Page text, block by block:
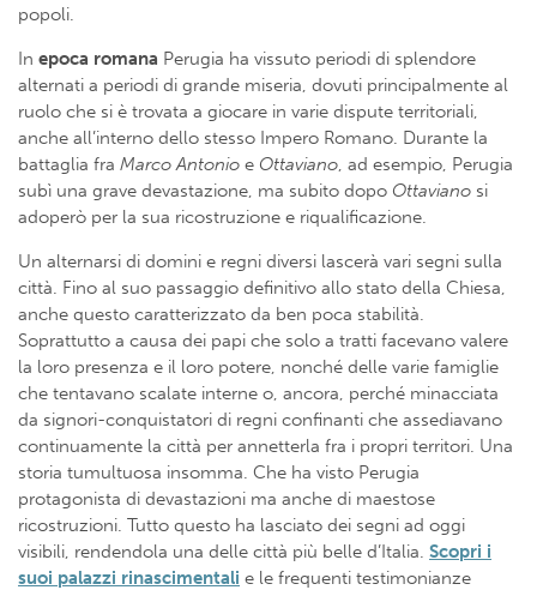
popoli.
In epoca romana Perugia ha vissuto periodi di splendore
alternati a periodi di grande miseria, dovuti principalmente al
ruolo che si è trovata a giocare in varie dispute territoriali,
anche all’interno dello stesso Impero Romano. Durante la
battaglia fra Marco Antonio e Ottaviano, ad esempio, Perugia
subì una grave devastazione, ma subito dopo Ottaviano si
adoperò per la sua ricostruzione e riqualificazione.
Un alternarsi di domini e regni diversi lascerà vari segni sulla
città. Fino al suo passaggio definitivo allo stato della Chiesa,
anche questo caratterizzato da ben poca stabilità.
Soprattutto a causa dei papi che solo a tratti facevano valere
la loro presenza e il loro potere, nonché delle varie famiglie
che tentavano scalate interne o, ancora, perché minacciata
da signori-conquistatori di regni confinanti che assediavano
continuamente la città per annetterla fra i propri territori. Una
storia tumultuosa insomma. Che ha visto Perugia
protagonista di devastazioni ma anche di maestose
ricostruzioni. Tutto questo ha lasciato dei segni ad oggi
visibili, rendendola una delle città più belle d’Italia. Scopri i
suoi palazzi rinascimentali e le frequenti testimonianze